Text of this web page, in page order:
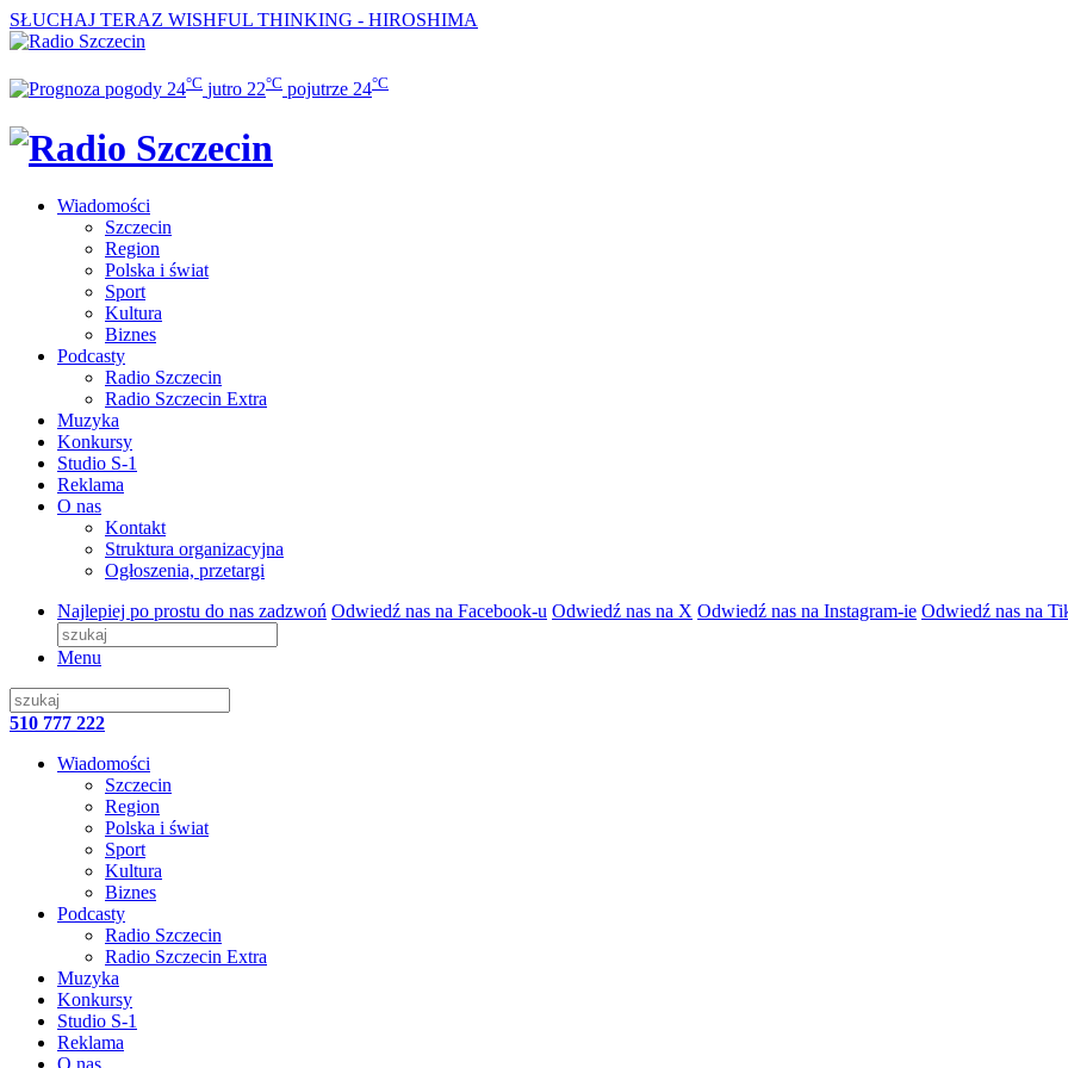
SŁUCHAJ TERAZ WISHFUL THINKING - HIROSHIMA
24°C jutro 22°C pojutrze 24°C
Wiadomości
Szczecin
Region
Polska i świat
Sport
Kultura
Biznes
Podcasty
Radio Szczecin
Radio Szczecin Extra
Muzyka
Konkursy
Studio S-1
Reklama
O nas
Kontakt
Struktura organizacyjna
Ogłoszenia, przetargi
Najlepiej po prostu do nas zadzwoń Odwiedź nas na Facebook-u Odwiedź nas na X Odwiedź nas na Instagram-ie Odwiedź nas na
Menu
510 777 222
Wiadomości
Szczecin
Region
Polska i świat
Sport
Kultura
Biznes
Podcasty
Radio Szczecin
Radio Szczecin Extra
Muzyka
Konkursy
Studio S-1
Reklama